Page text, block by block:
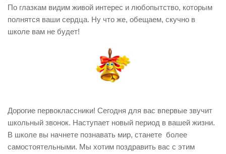
По глазкам видим живой интерес и любопытство, которым
полнятся ваши сердца. Ну что же, обещаем, скучно в
школе вам не будет!
Дорогие первоклассники! Сегодня для вас впервые звучит
школьный звонок. Наступает новый период в вашей жизни.
В школе вы начнете познавать мир, станете более
самостоятельными. Мы хотим поздравить вас с этим